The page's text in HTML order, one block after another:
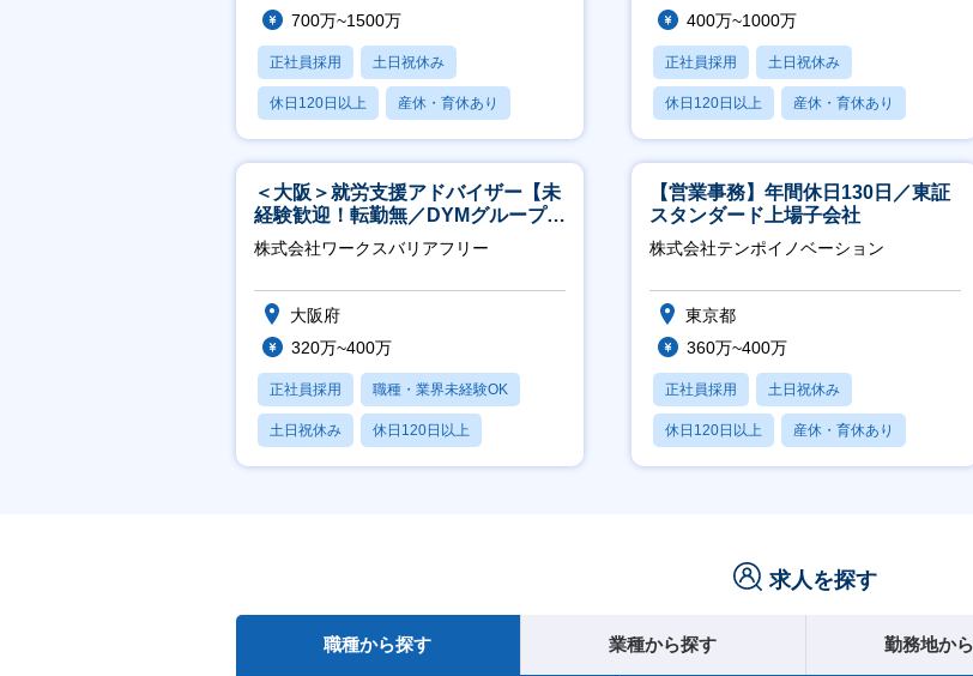
700万~1500万
正社員採用 土日祝休み
休日120日以上 産休・育休あり
賞与あり
400万~1000万
正社員採用 土日祝休み
休日120日以上 産休・育休あり
月残業20時間以内
＜大阪＞就労支援アドバイザー【未
経験歓迎！転勤無／DYMグループ／
ホスピタリティ高い方歓迎／土日
祝】
株式会社ワークスバリアフリー
大阪府
320万~400万
正社員採用 職種・業界未経験OK
土日祝休み 休日120日以上
産休・育休あり
【営業事務】年間休日130日／東証
スタンダード上場子会社
株式会社テンポイノベーション
東京都
360万~400万
正社員採用 土日祝休み
休日120日以上 産休・育休あり
賞与あり
求人を探す
職種から探す 業種から探す 勤務地か